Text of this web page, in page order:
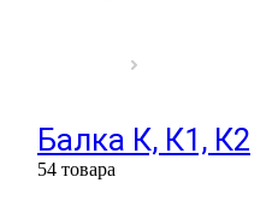
Балка К, К1, К2
54 товара